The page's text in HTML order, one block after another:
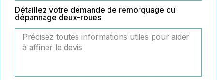
Détaillez votre demande de remorquage ou
dépannage deux-roues